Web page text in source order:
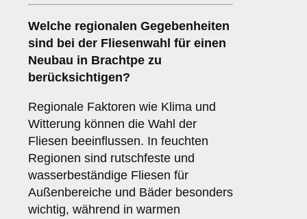
Welche regionalen Gegebenheiten
sind bei der Fliesenwahl für einen
Neubau in Brachtpe zu
berücksichtigen?
Regionale Faktoren wie Klima und
Witterung können die Wahl der
Fliesen beeinflussen. In feuchten
Regionen sind rutschfeste und
wasserbeständige Fliesen für
Außenbereiche und Bäder besonders
wichtig, während in warmen